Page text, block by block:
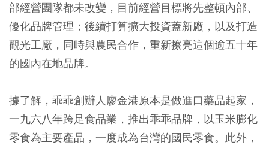
部經營團隊都未改變，目前經營目標將先整頓內部、
優化品牌管理；後續打算擴大投資蓋新廠，以及打造
觀光工廠，同時與農民合作，重新擦亮這個逾五十年
的國內在地品牌。
據了解，乖乖創辦人廖金港原本是做進口藥品起家，
一九六八年跨足食品業，推出乖乖品牌，以玉米膨化
零食為主要產品，一度成為台灣的國民零食。此外，